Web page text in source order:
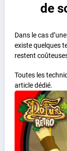
de
Dans le cas
existe quelques
restent
Toutes les
article dédié.